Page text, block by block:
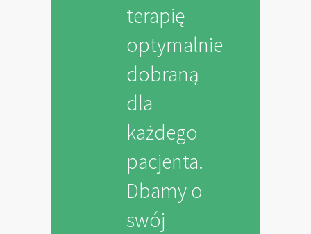
terapię
optymalnie
dobraną
dla
każdego
pacjenta.
Dbamy o
swój